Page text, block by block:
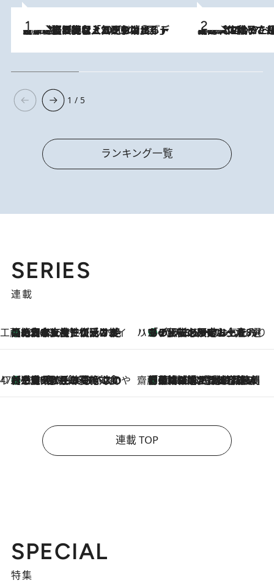
2026.8.5
【なぜ吉沢亮は「気配を消せる」のか？】興行収入208億の『国宝』を経て挑むミュージカル『ディア・エヴァン・ハンセン』。トップ俳優が舞台上でさらけ出した“孤独”とは 2026.8.5
【阿川佐和子さんの年とる力】なぜ70代で始めた趣味は“こんなに楽しい”のか？ ピアノ、俳句…スランプに陥っても続けられる“ある秘訣”とは
1 / 5
ランキング一覧
SERIES
連載
工藤まやのおもてなしハワイ
2026.8.6
【ハワイ土産】ローカルの絶大な支持で復活！ 絶品の幻クッキー《元ファンの日本人女性が受け継いだ名店》 ハワイ賢者 リサのお気に入りリスト2026.8.6
あの伝説の限定トートも！ リニューアルした「ディーン＆デルーカ ハワイ」で必須のお土産8選
47都道府県の手みやげ ひんやりスイーツで夏を満喫
2026.8.6
【三重県】この夏絶対食べたい 冷やしておいしいおやつ3選 お餅×アイスの新感覚スイーツ 齋藤 薫 美容脳ルネサンス
2026.8.6
「荷物が増えるほど旅ストレスは増す」美容ジャーナリストがたどり着いた最終結論。“化粧品を劇的に減らす”感動の凝縮美容とは
連載 TOP
SPECIAL
特集